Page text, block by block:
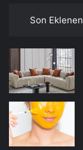
Son Eklenen